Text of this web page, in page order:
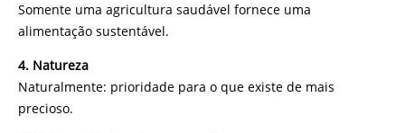
Somente uma agricultura saudável fornece uma
alimentação sustentável.
4. Natureza
Naturalmente: prioridade para o que existe de mais
precioso.